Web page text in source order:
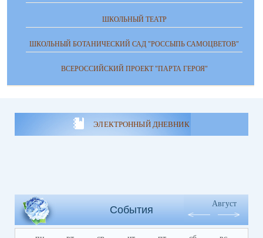
ШКОЛЬНЫЙ ТЕАТР
ШКОЛЬНЫЙ БОТАНИЧЕСКИЙ САД "РОССЫПЬ САМОЦВЕТОВ"
ВСЕРОССИЙСКИЙ ПРОЕКТ "ПАРТА ГЕРОЯ"
ЭЛЕКТРОННЫЙ ДНЕВНИК
События
Август